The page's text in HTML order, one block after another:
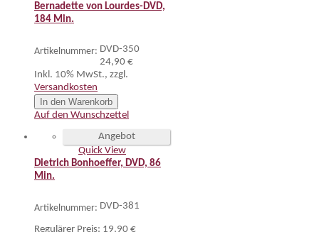
Bernadette von Lourdes-DVD,
184 Min.
Artikelnummer: DVD-350
24,90 €
Inkl. 10% MwSt., zzgl.
Versandkosten
In den Warenkorb
Auf den Wunschzettel
Angebot
Quick View
Dietrich Bonhoeffer, DVD, 86
Min.
Artikelnummer: DVD-381
Regulärer Preis: 19,90 €